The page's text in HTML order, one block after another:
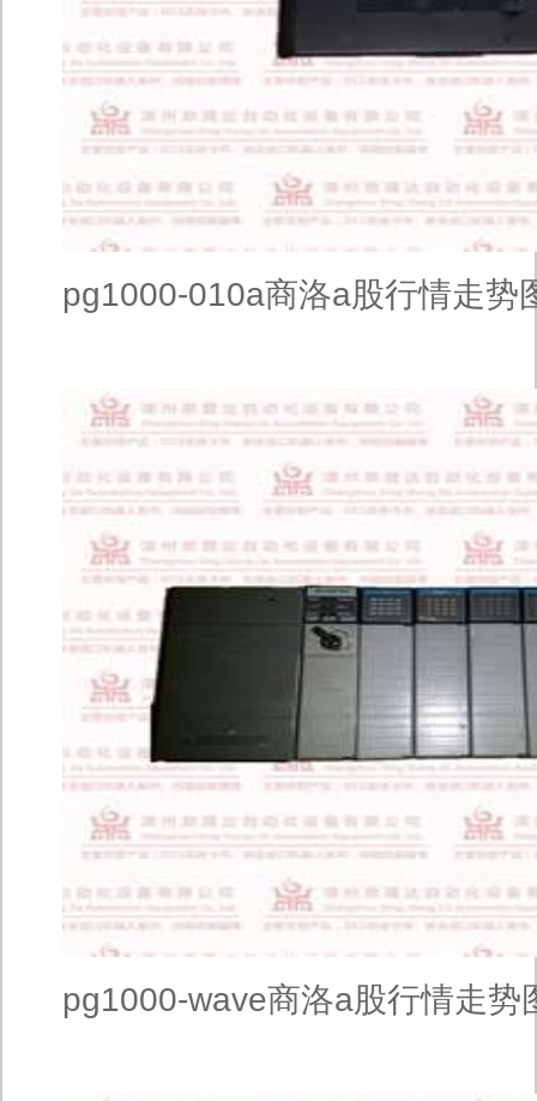
pg1000-010a商洛a股行情走势
pg1000-wave商洛a股行情走势